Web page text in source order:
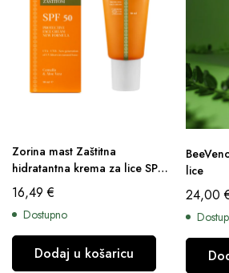
Zorina mast Zaštitna
hidratantna krema za lice SPF
50
16,49€
Dostupno
Dodaj u košaricu
lice
24,00